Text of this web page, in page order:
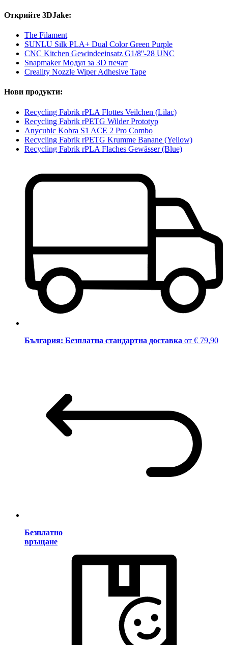
Открийте 3DJake:
The Filament
SUNLU Silk PLA+ Dual Color Green Purple
CNC Kitchen Gewindeeinsatz G1/8''-28 UNC
Snapmaker Модул за 3D печат
Creality Nozzle Wiper Adhesive Tape
Нови продукти:
Recycling Fabrik rPLA Flottes Veilchen (Lilac)
Recycling Fabrik rPETG Wilder Prototyp
Anycubic Kobra S1 ACE 2 Pro Combo
Recycling Fabrik rPETG Krumme Banane (Yellow)
Recycling Fabrik rPLA Flaches Gewässer (Blue)
България: Безплатна стандартна доставка от € 79,90
Безплатно
връщане